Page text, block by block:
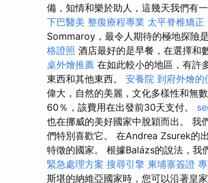
備，知情和樂於助人，這幾天我們有
下巴醫美 整復療程專業 太平脊椎矯正
Sommaroy，最令人期待的極地探險
格證照 酒店最好的是早餐，在選擇和
桌外燴推薦 在如此較小的地區，有許
東西和其他東西。 安養院 到府外燴的
偉大，自然的美麗，文化多樣性和無
60％，該費用在出發前30天支付。
也在挪威的美好國家中脫穎而出。 我
們特別喜歡它。 在Andrea Zsurek的
特徵的國家。 根據Balázs的說法，我
緊急處理方案 搜尋引擎 柬埔寨簽證
斯堪的納維亞國家時，您可以沿著皇